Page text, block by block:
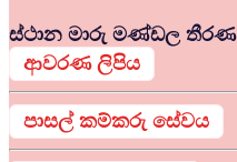
ස්ථාන මාරු මණ්ඩල තීරණ
ආවරණ ලිපිය
පාසල් කම්කරු සේවය